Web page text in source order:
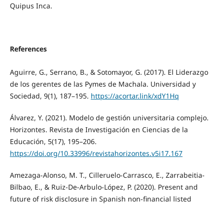
Quipus Inca.
References
Aguirre, G., Serrano, B., & Sotomayor, G. (2017). El Liderazgo
de los gerentes de las Pymes de Machala. Universidad y
Sociedad, 9(1), 187–195. https://acortar.link/xdY1Hq
Álvarez, Y. (2021). Modelo de gestión universitaria complejo.
Horizontes. Revista de Investigación en Ciencias de la
Educación, 5(17), 195–206.
https://doi.org/10.33996/revistahorizontes.v5i17.167
Amezaga-Alonso, M. T., Cilleruelo-Carrasco, E., Zarrabeitia-
Bilbao, E., & Ruiz-De-Arbulo-López, P. (2020). Present and
future of risk disclosure in Spanish non-financial listed